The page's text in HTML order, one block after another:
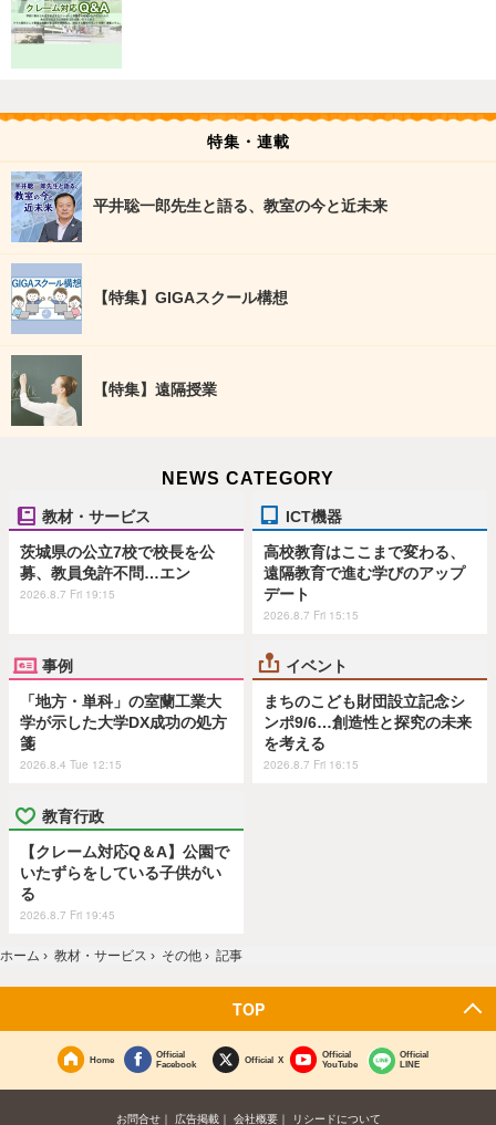
特集・連載
平井聡一郎先生と語る、教室の今と近未来
【特集】GIGAスクール構想
【特集】遠隔授業
NEWS CATEGORY
教材・サービス
茨城県の公立7校で校長を公
募、教員免許不問…エン
2026.8.7 Fri 19:15
ICT機器
高校教育はここまで変わる、
遠隔教育で進む学びのアップ
デート
2026.8.7 Fri 15:15
事例
「地方・単科」の室蘭工業大
学が示した大学DX成功の処方
箋
2026.8.4 Tue 12:15
イベント
まちのこども財団設立記念シ
ンポ9/6…創造性と探究の未来
を考える
2026.8.7 Fri 16:15
教育行政
【クレーム対応Q＆A】公園で
いたずらをしている子供がい
る
2026.8.7 Fri 19:45
ホーム › 教材・サービス › その他 › 記事
TOP
Home
Official
Facebook
Official X
Official
YouTube
Official
LINE
お問合せ 広告掲載 会社概要 リシードについて